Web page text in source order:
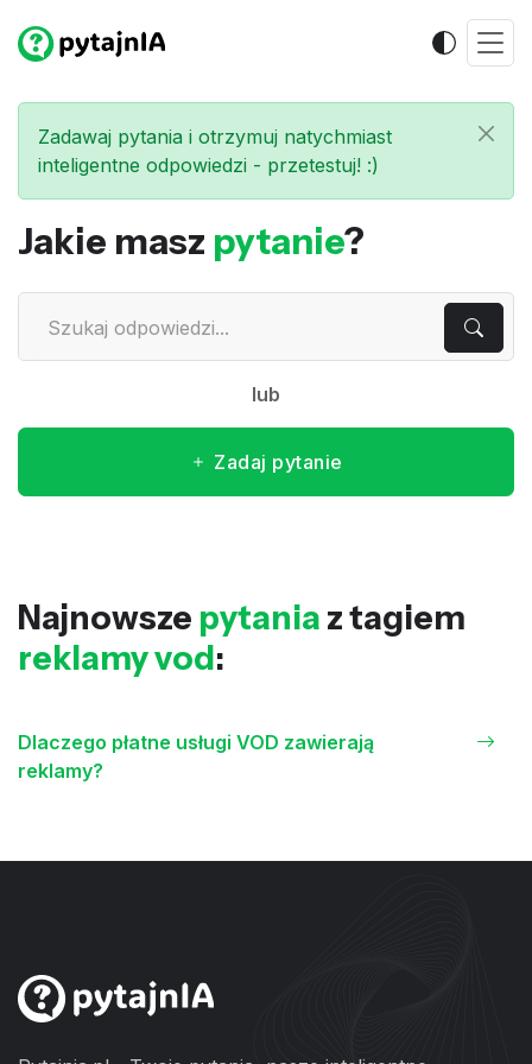
Zadawaj pytania i otrzymuj natychmiast
inteligentne odpowiedzi - przetestuj! :)
Jakie masz pytanie?
lub
Zadaj pytanie
Najnowsze pytania z tagiem
reklamy vod:
Dlaczego płatne usługi VOD zawierają
reklamy?